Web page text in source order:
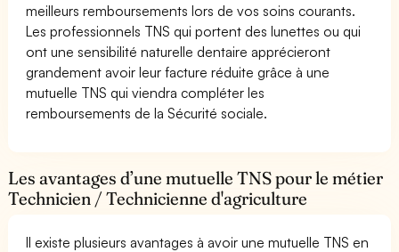
meilleurs remboursements lors de vos soins courants.
Les professionnels TNS qui portent des lunettes ou qui
ont une sensibilité naturelle dentaire apprécieront
grandement avoir leur facture réduite grâce à une
mutuelle TNS qui viendra compléter les
remboursements de la Sécurité sociale.
Les avantages d’une mutuelle TNS pour le métier
Technicien / Technicienne d'agriculture
Il existe plusieurs avantages à avoir une mutuelle TNS en